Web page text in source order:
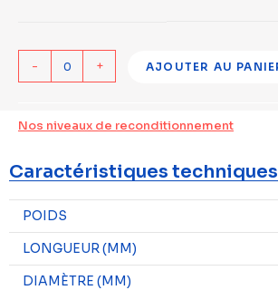
- + AJOUTER AU
Nos niveaux de reconditionnement
Caractéristiques
POIDS
LONGUEUR (MM)
DIAMÈTRE (MM)